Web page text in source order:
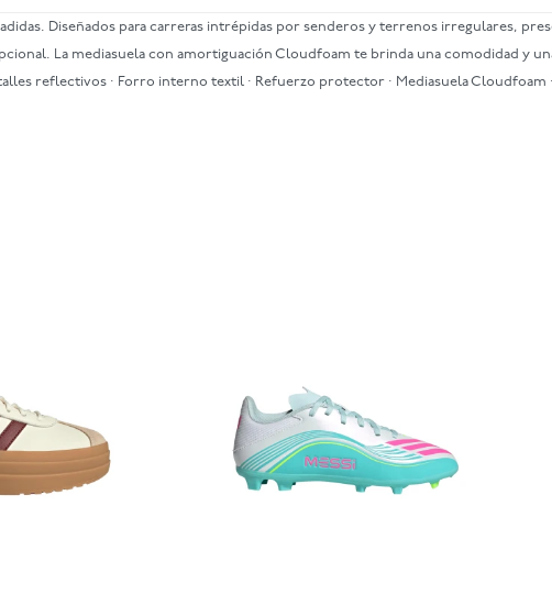
Diseñados para carreras intrépidas por senderos y terrenos irregulares,
La mediasuela con amortiguación Cloudfoam te brinda una comodidad y
reflectivos · Forro interno textil · Refuerzo protector · Mediasuela Cloudfoam